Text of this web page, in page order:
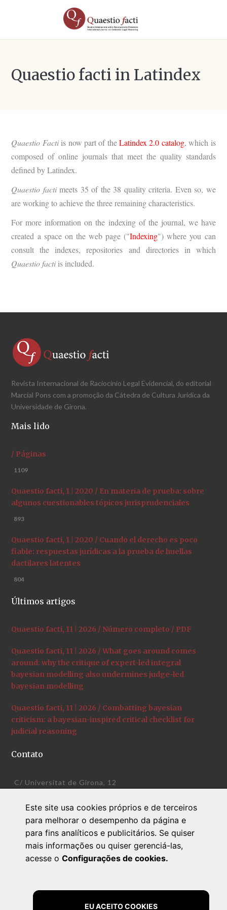
Quaestio facti in Latindex
Quaestio Factiis now part of theLatindex 2.0 catalog, which is
composed of online journals that meet the quality standards
defined by Latindex.
Quaestio factimeets 35 of the 38 quality criteria. Even so, we
are working to achieve the three remaining characteristics.
For more information on the indexing of the journal, we have
created a space on the web page ("Indexing") where you can
consult the indexes, repositories and directories in which
Quaestio factiis included.
Revista Internacional de Raciocínio Legal Evidencial, do editorial
Marcial Pons com a promoção da Cátedra de Cultura Jurídica da
Universidade de Girona.
Mais lido
/ Páginas
1109
Quaestio facti, 1 | 2020 / En materia de prueba: sobre
algunos cuestionables tópicos jurisprudenciales
893
Quaestio facti, 1 | 2020 / Cuando el derecho es poco
fiable: respuestas jurídicas a la prueba de huellas
dactilares latentes
804
Últimos artigos
Quaestio facti, 11 | 2026 / Número completo / PDF
Quaestio facti, 11 | 2026 / What goes around comes
around: why the critique of expert-led integral
bayesian modelling also undermines judge-led
bayesian modelling
Quaestio facti, 11 | 2026 / Combatting bayesian
criticism: a bayesian-inspired critical checklist for
judicial reasoning
Contato
C/ Universitat de Girona, 12
quaestiofacti@udg.edu
www.quaestiofacti.com
Este site usa cookies próprios e de terceiros
para melhorar o desempenho da página e
para fins analíticos e publicitários. Se quiser
mais informações ou quiser gerenciá-las,
acesse o Configurações de cookies.
EU ACEITO COOKIES